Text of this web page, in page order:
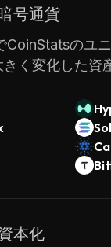
号通貨
CoinStatsのユ
く変化した資
本化